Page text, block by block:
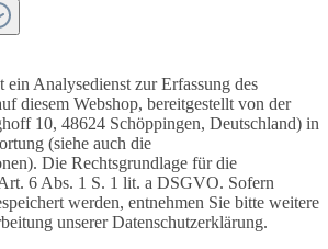
ein Analysedienst zur Erfassung des
diesem Webshop, bereitgestellt von der
10, 48624 Schöppingen, Deutschland) in
(siehe auch die
Die Rechtsgrundlage für die
6 Abs. 1 S. 1 lit. a DSGVO. Sofern
werden, entnehmen Sie bitte weitere
unserer Datenschutzerklärung.